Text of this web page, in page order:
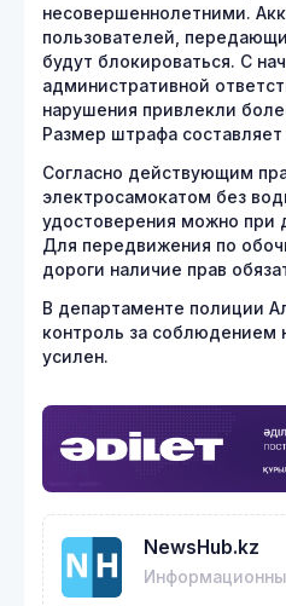
несовершеннолетними.
пользователей,
будут блокироваться. С
административной
нарушения привлекли
Размер штрафа
Согласно действующим
электросамокатом без
удостоверения можно при
Для передвижения по
дороги наличие прав
В департаменте полиции
контроль за соблюдением
усилен.
NewsHub.kz